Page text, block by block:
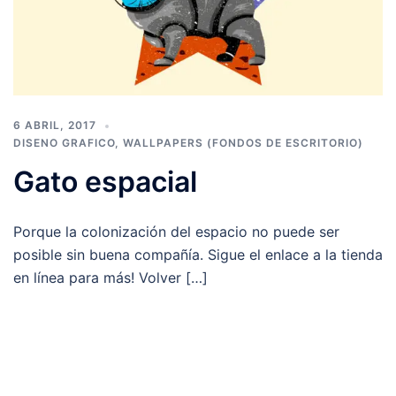
6 ABRIL, 2017
DISENO GRAFICO, WALLPAPERS (FONDOS DE ESCRITORIO)
Gato espacial
Porque la colonización del espacio no puede ser
posible sin buena compañía. Sigue el enlace a la tienda
en línea para más! Volver […]